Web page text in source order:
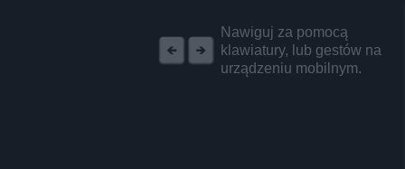
Nawiguj za pomocą
klawiatury, lub gestów na
urządzeniu mobilnym.